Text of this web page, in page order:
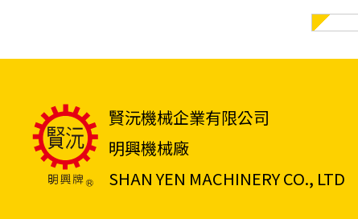
賢沅機械企業有限公司
明興機械廠
SHAN YEN MACHINERY CO., LTD